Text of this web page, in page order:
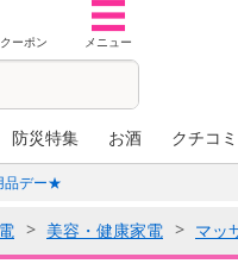
クーポン メニュー
防災特集 お酒 クチコ
品デー★
美容・健康家電 マッ